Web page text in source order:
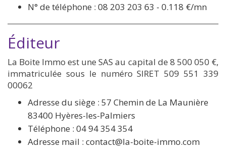
N° de téléphone : 08 203 203 63 - 0.118 €/mn
Éditeur
La Boite Immo est une SAS au capital de 8 500 050 €,
immatriculée sous le numéro SIRET 509 551 339
00062
Adresse du siège : 57 Chemin de La Maunière
83400 Hyères-les-Palmiers
Téléphone : 04 94 354 354
Adresse mail : contact@la-boite-immo.com